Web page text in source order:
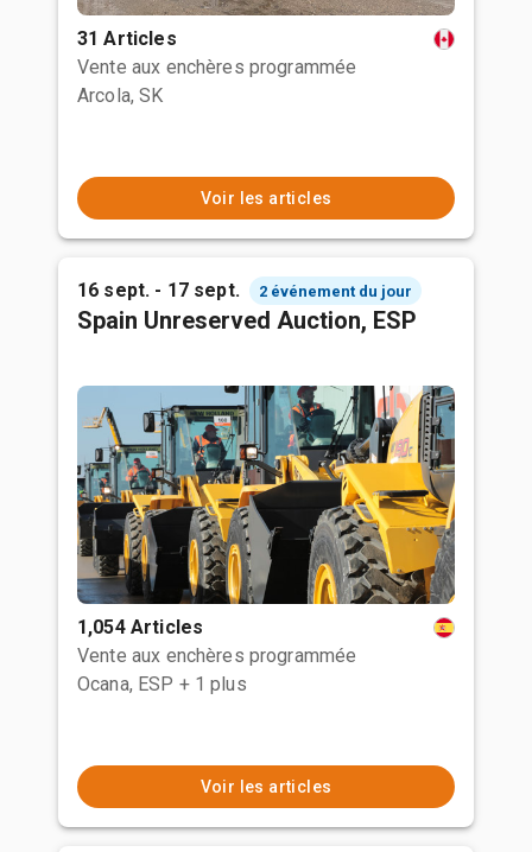
31 Articles
Vente aux enchères programmée
Arcola, SK
Voir les articles
16 sept. - 17 sept. 2 événement du jour
Spain Unreserved Auction, ESP
1,054 Articles
Vente aux enchères programmée
Ocana, ESP + 1 plus
Voir les articles